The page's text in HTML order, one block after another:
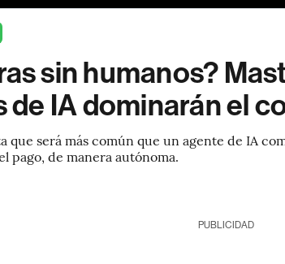
sin humanos?
de IA dominarán el
que será más común que un agente de IA
pago, de manera autónoma.
PUBLICIDAD